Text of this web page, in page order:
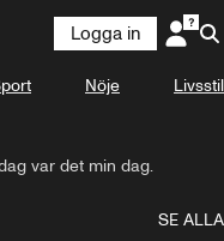
Logga in
Nöje Livsstil
var det min dag.
SE ALLA